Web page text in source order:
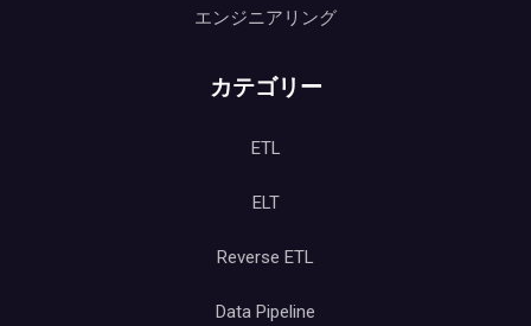
エンジニアリング
カテゴリー
ETL
ELT
Reverse ETL
Data Pipeline